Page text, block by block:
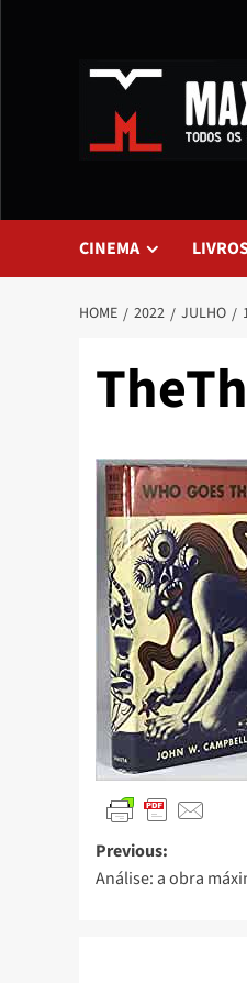
CINEMA
HOME 2022 JULHO
Previous:
Análise: a obra